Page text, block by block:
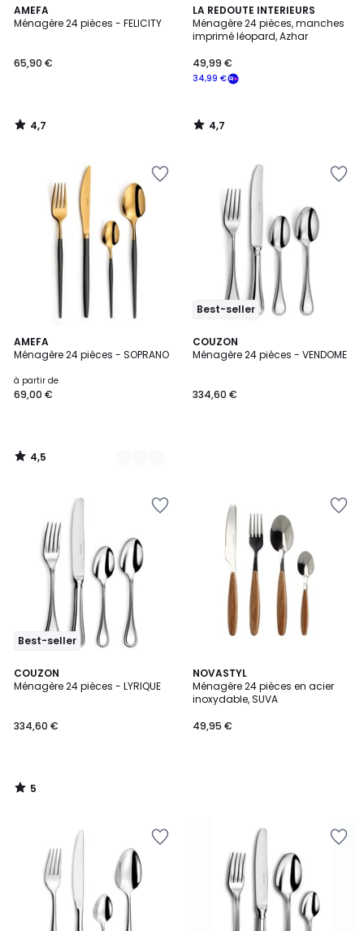
AMEFA
Ménagère 24 pièces - FELICITY
65,90 €
4,7
/ 5
4,7
/
LA REDOUTE INTERIEURS
Ménagère 24 pièces, manches
imprimé léopard, Azhar
34,99 €
49,99 €
4,7
/ 5
4,7
/
AMEFA
Ménagère 24 pièces - SOPRANO
à partir de
69,00 €
4,5
/ 5
4
Couleurs
4,5
/
Best-seller
COUZON
Ménagère 24 pièces - VENDOME
334,60 €
Best-seller
COUZON
Ménagère 24 pièces - LYRIQUE
334,60 €
5
/
5
/
NOVASTYL
Ménagère 24 pièces en acier
inoxydable, SUVA
49,95 €